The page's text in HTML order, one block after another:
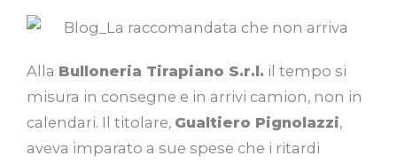
Alla Bulloneria Tirapiano S.r.l. il tempo si
misura in consegne e in arrivi camion, non in
calendari. Il titolare, Gualtiero Pignolazzi,
aveva imparato a sue spese che i ritardi